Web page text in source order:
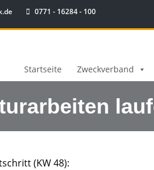
0771 - 16284 - 100
Startseite Zweckverband
(KW 48):